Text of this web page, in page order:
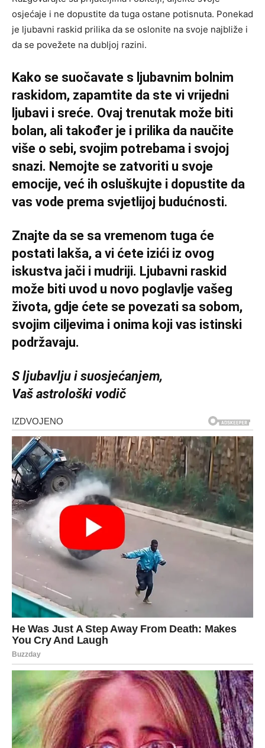
osjećaje i ne dopustite da tuga ostane potisnuta. Ponekad
je ljubavni raskid prilika da se oslonite na svoje najbliže i
da se povežete na dubljoj razini.
Kako se suočavate s ljubavnim bolnim
raskidom, zapamtite da ste vi vrijedni
ljubavi i sreće. Ovaj trenutak može biti
bolan, ali također je i prilika da naučite
više o sebi, svojim potrebama i svojoj
snazi. Nemojte se zatvoriti u svoje
emocije, već ih osluškujte i dopustite da
vas vode prema svjetlijoj budućnosti.
Znajte da se sa vremenom tuga će
postati lakša, a vi ćete izići iz ovog
iskustva jači i mudriji. Ljubavni raskid
može biti uvod u novo poglavlje vašeg
života, gdje ćete se povezati sa sobom,
svojim ciljevima i onima koji vas istinski
podržavaju.
S ljubavlju i suosjećanjem,
Vaš astrološki vodič